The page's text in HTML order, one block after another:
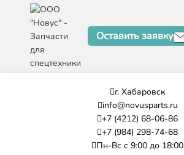
Оставить заявку
г. Хабаровск
info@novusparts.ru
+7 (4212) 68-06-86
+7 (984) 298-74-68
Пн-Вс с 9:00 до 18:00